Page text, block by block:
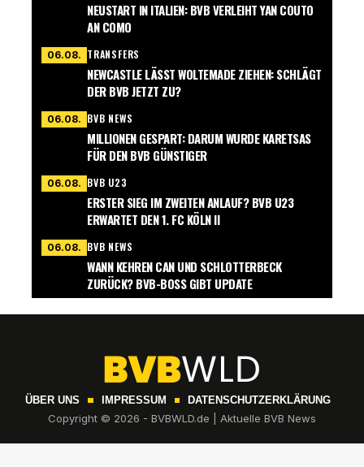
NEUSTART IN ITALIEN: BVB VERLEIHT YAN COUTO
AN COMO
06.08. TRANSFERS
NEWCASTLE LÄSST WOLTEMADE ZIEHEN: SCHLÄGT
DER BVB JETZT ZU?
06.08. BVB NEWS
MILLIONEN GESPART: DARUM WURDE KARETSAS
FÜR DEN BVB GÜNSTIGER
06.08. BVB U23
ERSTER SIEG IM ZWEITEN ANLAUF? BVB U23
ERWARTET DEN 1. FC KÖLN II
06.08. BVB NEWS
WANN KEHREN CAN UND SCHLOTTERBECK
ZURÜCK? BVB-BOSS GIBT UPDATE
ÜBER UNS IMPRESSUM DATENSCHUTZERKLÄRUNG
Copyright © 2026 - BVBWLD.de | Aktuelle BVB News